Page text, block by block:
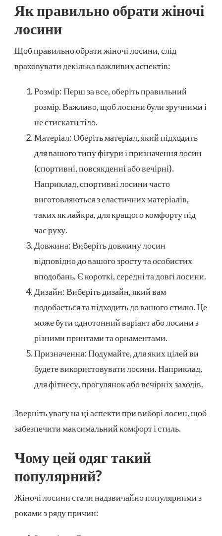
Як правильно обрати жіночі
лосини
Щоб правильно обрати жіночі лосини, слід
враховувати декілька важливих аспектів:
Розмір: Перш за все, оберіть правильний
розмір. Важливо, щоб лосини були зручними і
не стискати тіло.
Матеріал: Оберіть матеріал, який підходить
для вашого типу фігури і призначення лосин
(спортивні, повсякденні або вечірні).
Наприклад, спортивні лосини часто
виготовляються з еластичних матеріалів,
таких як лайкра, для кращого комфорту під
час руху.
Довжина: Виберіть довжину лосин
відповідно до вашого зросту та особистих
вподобань. Є короткі, середні та довгі лосини.
Дизайн: Виберіть дизайн, який вам
подобається та підходить до вашого стилю. Це
може бути однотонний варіант або лосини з
різними принтами та орнаментами.
Призначення: Подумайте, для яких цілей ви
будете використовувати лосини. Наприклад,
для фітнесу, прогулянок або вечірніх заходів.
Зверніть увагу на ці аспекти при виборі лосин, щоб
забезпечити максимальний комфорт і стиль.
Чому цей одяг такий
популярний?
Жіночі лосини стали надзвичайно популярними з
роками з ряду причин: